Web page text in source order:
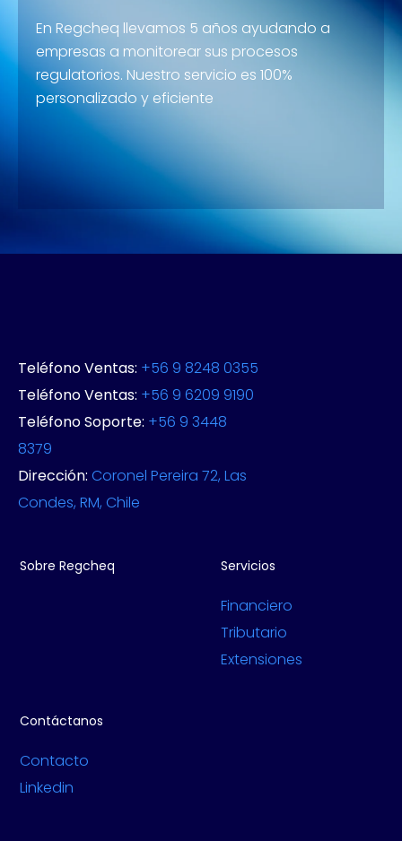
En Regcheq llevamos 5 años ayudando a
empresas a monitorear sus procesos
regulatorios. Nuestro servicio es 100%
personalizado y eficiente
Teléfono Ventas: +56 9 8248 0355
Teléfono Ventas: +56 9 6209 9190
Teléfono Soporte: +56 9 3448
8379
Dirección: Coronel Pereira 72, Las
Condes, RM, Chile
Sobre Regcheq Servicios
Financiero
Tributario
Extensiones
Contáctanos
Contacto
Linkedin